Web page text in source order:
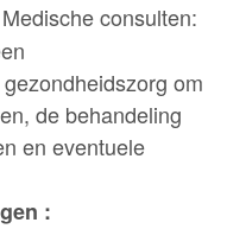
Medische consulten:
om
de behandeling
en eventuele
: